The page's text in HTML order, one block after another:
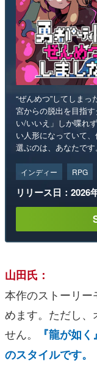
“ぜんめつ”してしま
宮からの脱出を目指
い/いいえ」しか喋れ
い人形になっていて
選ぶのは、あなたです。
インディー RPG
リリース日：2026
山田氏：
本作のストーリー
めます。ただし、
せん。
『龍が如
のスタイルです。